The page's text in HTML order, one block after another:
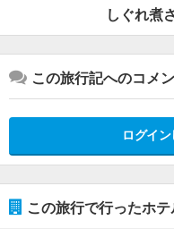
しぐれ煮
この旅行記へのコメ
ログイン
この旅行で行ったホテ